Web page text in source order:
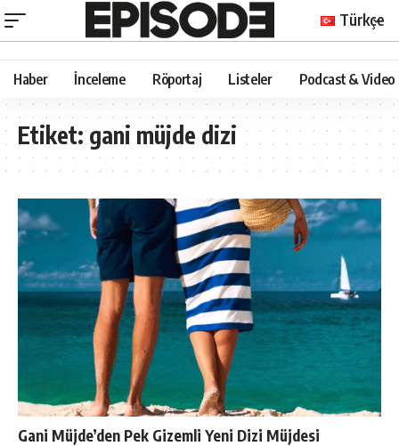
Türkçe
Haber İnceleme Röportaj Listeler Podcast & Video
Etiket:gani müjde dizi
Gani Müjde’den Pek Gizemli Yeni Dizi Müjdesi